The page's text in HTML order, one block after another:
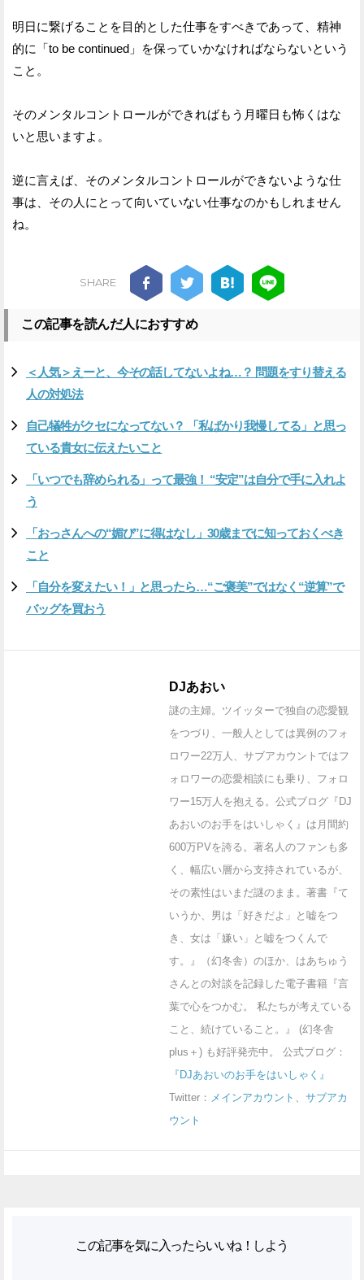
明日に繋げることを目的とした仕事をすべきであって、精神
的に「to be continued」を保っていかなければならないという
こと。
そのメンタルコントロールができればもう月曜日も怖くはな
いと思いますよ。
逆に言えば、そのメンタルコントロールができないような仕
事は、その人にとって向いていない仕事なのかもしれません
ね。
SHARE
この記事を読んだ人におすすめ
＜人気＞えーと、今その話してないよね…？ 問題をすり替える
人の対処法
自己犠牲がクセになってない？ 「私ばかり我慢してる」と思っ
ている貴女に伝えたいこと
「いつでも辞められる」って最強！ “安定”は自分で手に入れよ
う
「おっさんへの“媚び”に得はなし」30歳までに知っておくべき
こと
「自分を変えたい！」と思ったら…“ご褒美”ではなく“逆算”で
バッグを買おう
DJあおい
謎の主婦。ツイッターで独自の恋愛観
をつづり、一般人としては異例のフォ
ロワー22万人、サブアカウントではフ
ォロワーの恋愛相談にも乗り、フォロ
ワー15万人を抱える。公式ブログ『DJ
あおいのお手をはいしゃく』は月間約
600万PVを誇る。著名人のファンも多
く、幅広い層から支持されているが、
その素性はいまだ謎のまま。著書『て
いうか、男は「好きだよ」と嘘をつ
き、女は「嫌い」と嘘をつくんで
す。』（幻冬舎）のほか、はあちゅう
さんとの対談を記録した電子書籍『言
葉で心をつかむ。 私たちが考えている
こと、続けていること。』 (幻冬舎
plus＋) も好評発売中。 公式ブログ：
『DJあおいのお手をはいしゃく』
Twitter： メインアカウント
サブアカ
ウント
この記事を気に入ったらいいね！しよう